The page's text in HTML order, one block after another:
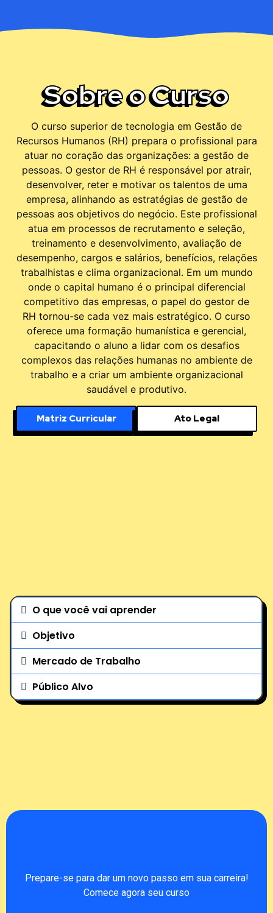
Sobre o Curso
O curso superior de tecnologia em Gestão de
Recursos Humanos (RH) prepara o profissional para
atuar no coração das organizações: a gestão de
pessoas. O gestor de RH é responsável por atrair,
desenvolver, reter e motivar os talentos de uma
empresa, alinhando as estratégias de gestão de
pessoas aos objetivos do negócio. Este profissional
atua em processos de recrutamento e seleção,
treinamento e desenvolvimento, avaliação de
desempenho, cargos e salários, benefícios, relações
trabalhistas e clima organizacional. Em um mundo
onde o capital humano é o principal diferencial
competitivo das empresas, o papel do gestor de
RH tornou-se cada vez mais estratégico. O curso
oferece uma formação humanística e gerencial,
capacitando o aluno a lidar com os desafios
complexos das relações humanas no ambiente de
trabalho e a criar um ambiente organizacional
saudável e produtivo.
Matriz Curricular Ato Legal
O que você vai aprender
Objetivo
Mercado de Trabalho
Público Alvo
Prepare-se para dar um novo passo em sua carreira!
Comece agora seu curso